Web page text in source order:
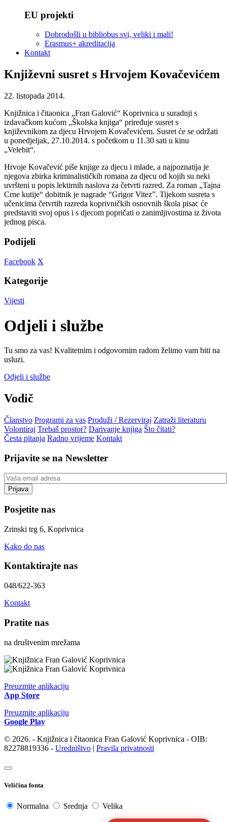
EU projekti
Dobrodošli u bibliobus svi, veliki i mali!
Erasmus+ akreditacija
Kontakt
Književni susret s Hrvojem Kovačevićem
22. listopada 2014.
Knjižnica i čitaonica „Fran Galović“ Koprivnica u suradnji s
izdavačkom kućom „Školska knjiga“ priređuje susret s
književnikom za djecu Hrvojem Kovačevićem. Susret će se održati
u ponedjeljak, 27.10.2014. s početkom u 11.30 sati u kinu
„Velebit“.
Hrvoje Kovačević piše knjige za djecu i mlade, a najpoznatija je
njegova zbirka kriminalističkih romana za djecu od kojih su neki
uvršteni u popis lektirnih naslova za četvrti razred. Za roman „Tajna
Crne kutije“ dobitnik je nagrade “Grigor Vitez”. Tijekom susreta s
učenicima četvrtih razreda koprivničkih osnovnih škola pisac će
predstaviti svoj opus i s djecom popričati o zanimljivostima iz života
jednog pisca.
Podijeli
Facebook X
Kategorije
Vijesti
Odjeli i službe
Tu smo za vas! Kvalitetnim i odgovornim radom želimo vam biti na
usluzi.
Odjeli i službe
Vodič
Članstvo Programi za vas Produži / Rezerviraj Zatraži literaturu
Volontiraj Trebaš prostor? Darivanje knjiga Što čitati?
Česta pitanja Radno vrijeme Kontakt
Prijavite se na Newsletter
Posjetite nas
Zrinski trg 6, Koprivnica
Kako do nas
Kontaktirajte nas
048/622-363
Kontakt
Pratite nas
na društvenim mrežama
Preuzmite aplikaciju
App Store
Preuzmite aplikaciju
Google Play
© 2026. - Knjižnica i čitaonica Fran Galović Koprivnica - OIB:
82278819336 - Uredništvo | Pravila privatnosti
Veličina fonta
Normalna Srednja Velika